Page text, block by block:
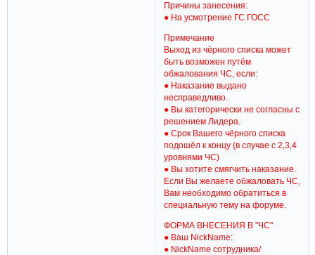
Причины занесения:
● На усмотрение ГС ГОСС
Примечание
Выход из чёрного списка может
быть возможен путём
обжалования ЧС, если:
● Наказание выдано
несправедливо.
● Вы категорически не согласны с
решением Лидера.
● Срок Вашего чёрного списка
подошёл к концу (в случае с 2,3,4
уровнями ЧС)
● Вы хотите смягчить наказание.
Если Вы желаете обжаловать ЧС,
Вам необходимо обратиться в
специальную тему на форуме.
ФОРМА ВНЕСЕНИЯ В "ЧС"
● Ваш NickName:
● NickName сотрудника/